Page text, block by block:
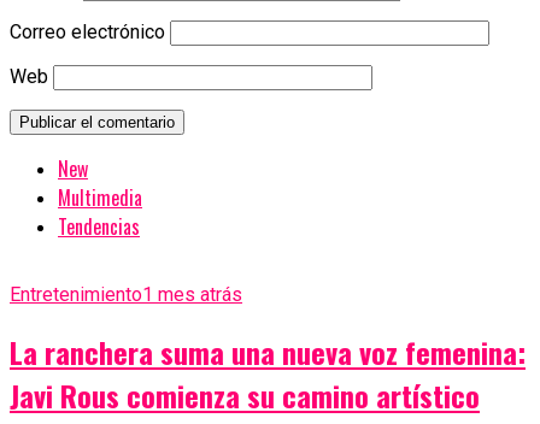
Correo electrónico
Web
New
Multimedia
Tendencias
Entretenimiento1 mes atrás
La ranchera suma una nueva voz femenina:
Javi Rous comienza su camino artístico